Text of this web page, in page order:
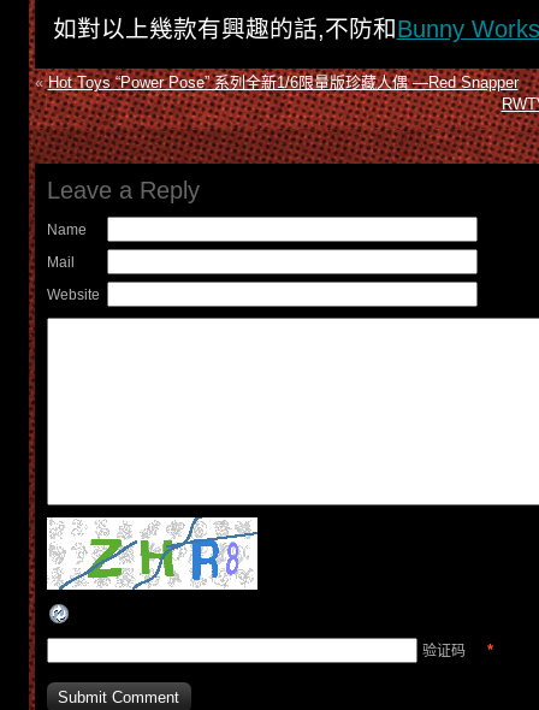
如對以上幾款有興趣的話,不防和Bunny
«Hot Toys “Power Pose” 系列全新1/6限量版珍藏人偶 —Red Snapper
Leave a Reply
Name
Mail
Website
验证码 *